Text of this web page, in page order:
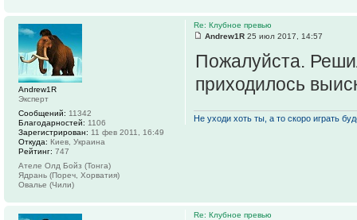
Re: Клубное превью
Andrew1R 25 июл 2017, 14:57
Пожалуйста.
приходилось
Не уходи хоть ты, а то скоро играть
Andrew1R
Эксперт
Сообщений: 11342
Благодарностей: 1106
Зарегистрирован: 11 фев 2011, 16:49
Откуда: Киев, Украина
Рейтинг: 747
Ателе Олд Бойз (Тонга)
Ядрань (Пореч, Хорватия)
Овалье (Чили)
Re: Клубное превью